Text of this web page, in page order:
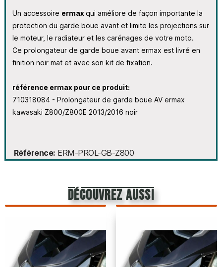
Un accessoire ermax qui améliore de façon importante la
protection du garde boue avant et limite les projections sur
le moteur, le radiateur et les carénages de votre moto.
Ce prolongateur de garde boue avant ermax est livré en
finition noir mat et avec son kit de fixation.
référence ermax pour ce produit:
710318084 - Prolongateur de garde boue AV ermax
kawasaki Z800/Z800E 2013/2016 noir
Référence ERM-PROL-GB-Z800
découvrez aussi